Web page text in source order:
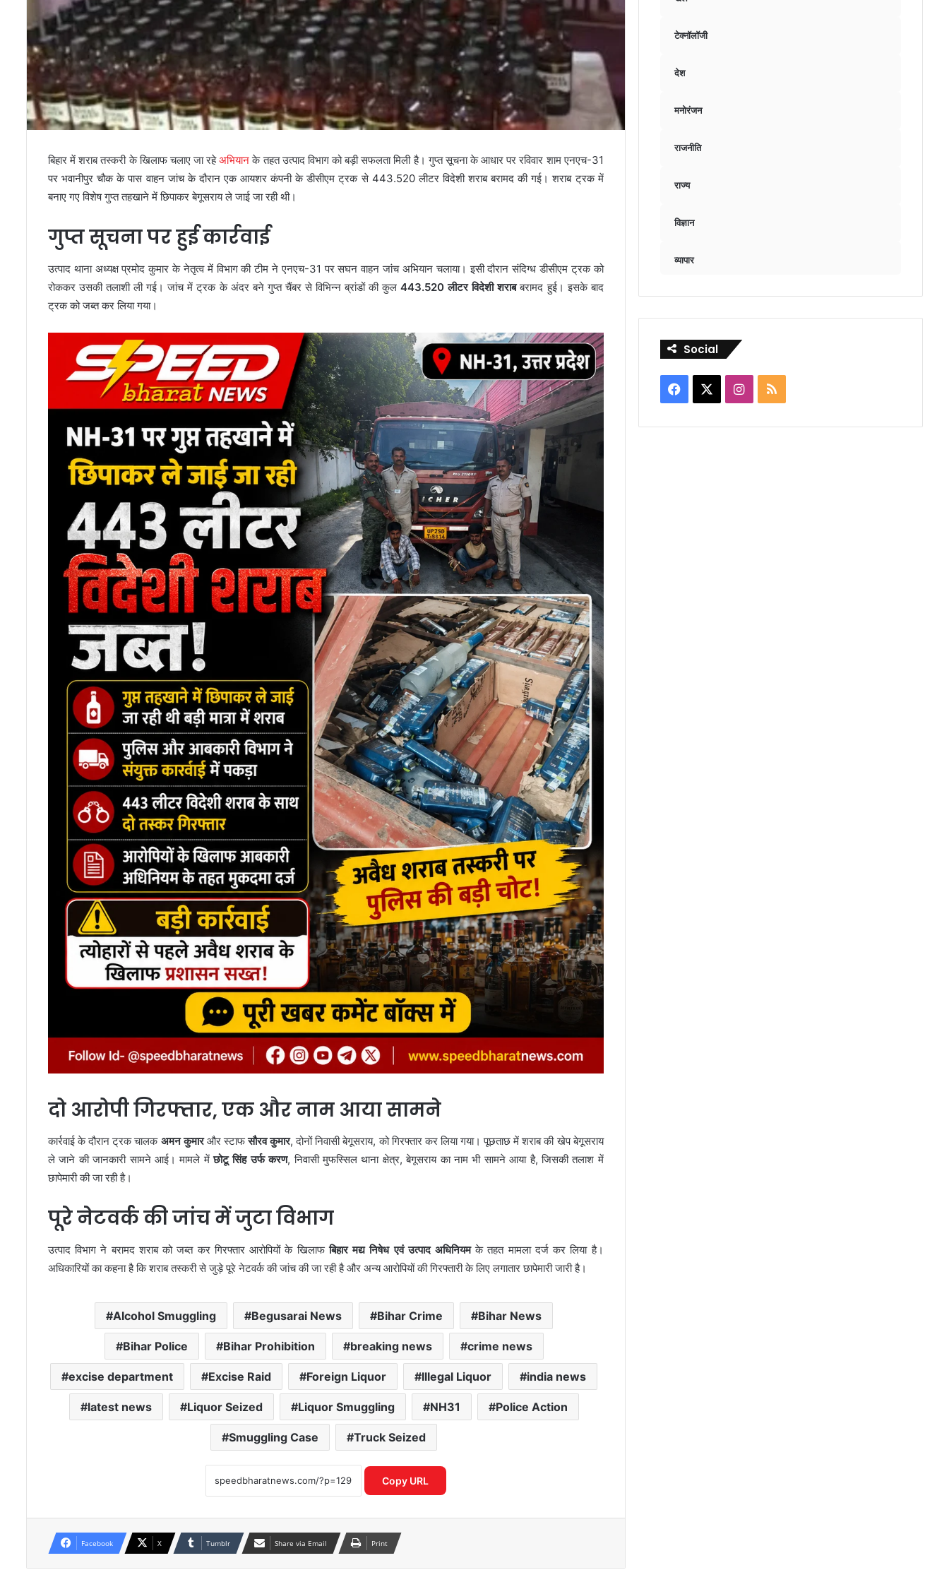
बिहार में शराब तस्करी के खिलाफ चलाए जा रहेअभियानके तहत उत्पाद विभाग को बड़ी सफलता मिली है। गुप्त सूचना के आधार पर रविवार शाम एनएच-31
पर भवानीपुर चौक के पास वाहन जांच के दौरान एक आयशर कंपनी के डीसीएम ट्रक से 443.520 लीटर विदेशी शराब बरामद की गई। शराब ट्रक में
बनाए गए विशेष गुप्त तहखाने में छिपाकर बेगूसराय ले जाई जा रही थी।
गुप्त सूचना पर हुई कार्रवाई
उत्पाद थाना अध्यक्ष प्रमोद कुमार के नेतृत्व में विभाग की टीम ने एनएच-31 पर सघन वाहन जांच अभियान चलाया। इसी दौरान संदिग्ध डीसीएम ट्रक को
रोककर उसकी तलाशी ली गई। जांच में ट्रक के अंदर बने गुप्त चैंबर से विभिन्न ब्रांडों की कुल443.520 लीटर विदेशी शराबबरामद हुई। इसके बाद
ट्रक को जब्त कर लिया गया।
दो आरोपी गिरफ्तार, एक और नाम आया सामने
कार्रवाई के दौरान ट्रक चालक अमन कुमारऔर स्टाफसौरव कुमार, दोनों निवासी बेगूसराय, को गिरफ्तार कर लिया गया। पूछताछ में शराब की खेप बेगूसराय
ले जाने की जानकारी सामने आई। मामले मेंछोटू सिंह उर्फ करण, निवासी मुफस्सिल थाना क्षेत्र, बेगूसराय का नाम भी सामने आया है, जिसकी तलाश में
छापेमारी की जा रही है।
पूरे नेटवर्क की जांच में जुटा विभाग
उत्पाद विभाग ने बरामद शराब को जब्त कर गिरफ्तार आरोपियों के खिलाफबिहार मद्य निषेध एवं उत्पाद अधिनियमके तहत मामला दर्ज कर लिया है।
अधिकारियों का कहना है कि शराब तस्करी से जुड़े पूरे नेटवर्क की जांच की जा रही है और अन्य आरोपियों की गिरफ्तारी के लिए लगातार छापेमारी जारी है।
Alcohol Smuggling Begusarai News Bihar Crime Bihar News
Bihar Police Bihar Prohibition breaking news crime news
excise department Excise Raid Foreign Liquor Illegal Liquor india news
latest news Liquor Seized Liquor Smuggling NH31 Police Action
Smuggling Case Truck Seized
Copy URL
Facebook X Tumblr Share via Email Print
छिंदवाड़ा में CM मोहन यादव का बड़ा एक्शन,
पटवारी निलंबित
दी बिल को मंजूरी, छात्रों को मिलेगा 25% सीट
बिहार के सरकारी अस्पताल की व्यवस्था पर
टेक्नॉलॉजी
देश
मनोरंजन
राजनीति
राज्य
विज्ञान
व्यापार
Social
Facebook Instagram
RSS